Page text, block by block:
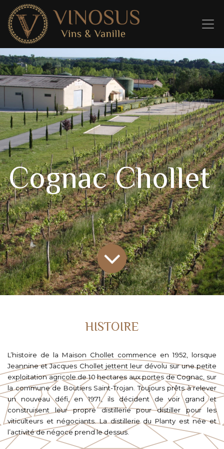
Cognac Chollet
HISTOIRE
L’histoire de la Maison Chollet commence en 1952, lorsque
Jeannine et Jacques Chollet jettent leur dévolu sur une petite
exploitation agricole de 10 hectares aux portes de Cognac, sur
la commune de Boutiers Saint-Trojan. Toujours prêts à relever
un nouveau défi, en 1971, ils décident de voir grand et
construisent leur propre distillerie pour distiller pour les
viticulteurs et négociants. La distillerie du Planty est née et
l’activité de négoce prend le dessus.